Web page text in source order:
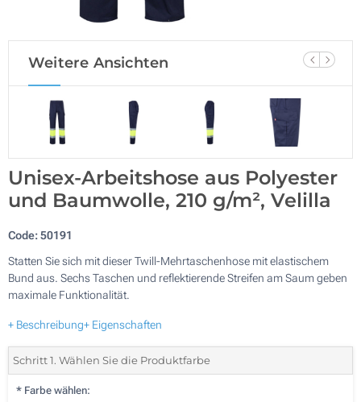
Weitere Ansichten
Unisex-Arbeitshose aus Polyester
und Baumwolle, 210 g/m², Velilla
Code:50191
Statten Sie sich mit dieser Twill-Mehrtaschenhose mit elastischem
Bund aus. Sechs Taschen und reflektierende Streifen am Saum geben
maximale Funktionalität.
+ Beschreibung+ Eigenschaften
Schritt 1. Wählen Sie die Produktfarbe
* Farbe wählen: